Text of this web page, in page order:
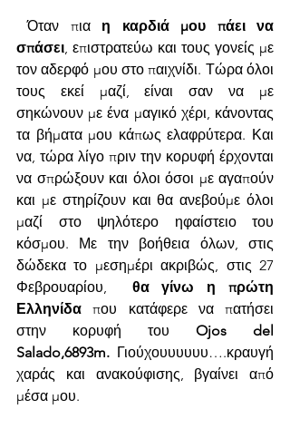
Όταν πια η καρδιά μου πάει να
σπάσει, επιστρατεύω και τους γονείς με
τον αδερφό μου στο παιχνίδι. Τώρα όλοι
τους εκεί μαζί, είναι σαν να με
σηκώνουν με ένα μαγικό χέρι, κάνοντας
τα βήματα μου κάπως ελαφρύτερα. Και
να, τώρα λίγο πριν την κορυφή έρχονται
να σπρώξουν και όλοι όσοι με αγαπούν
και με στηρίζουν και θα ανεβούμε όλοι
μαζί στο ψηλότερο ηφαίστειο του
κόσμου. Με την βοήθεια όλων, στις
δώδεκα το μεσημέρι ακριβώς, στις 27
Φεβρουαρίου, θα γίνω η πρώτη
Ελληνίδα που κατάφερε να πατήσει
στην κορυφή του Ojos del
Salado,6893m. Γιούχουυυυυυ….κραυγή
χαράς και ανακούφισης, βγαίνει από
μέσα μου.